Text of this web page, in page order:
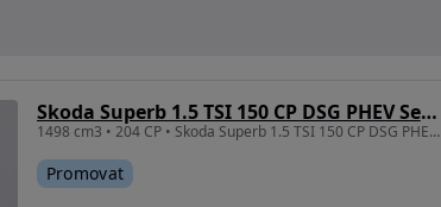
Skoda Superb 1.5 TSI 150 CP DSG PHEV Selection
1498 cm3 • 204 CP • Skoda Superb 1.5 TSI 150 CP DSG PHEV Selection
Promovat